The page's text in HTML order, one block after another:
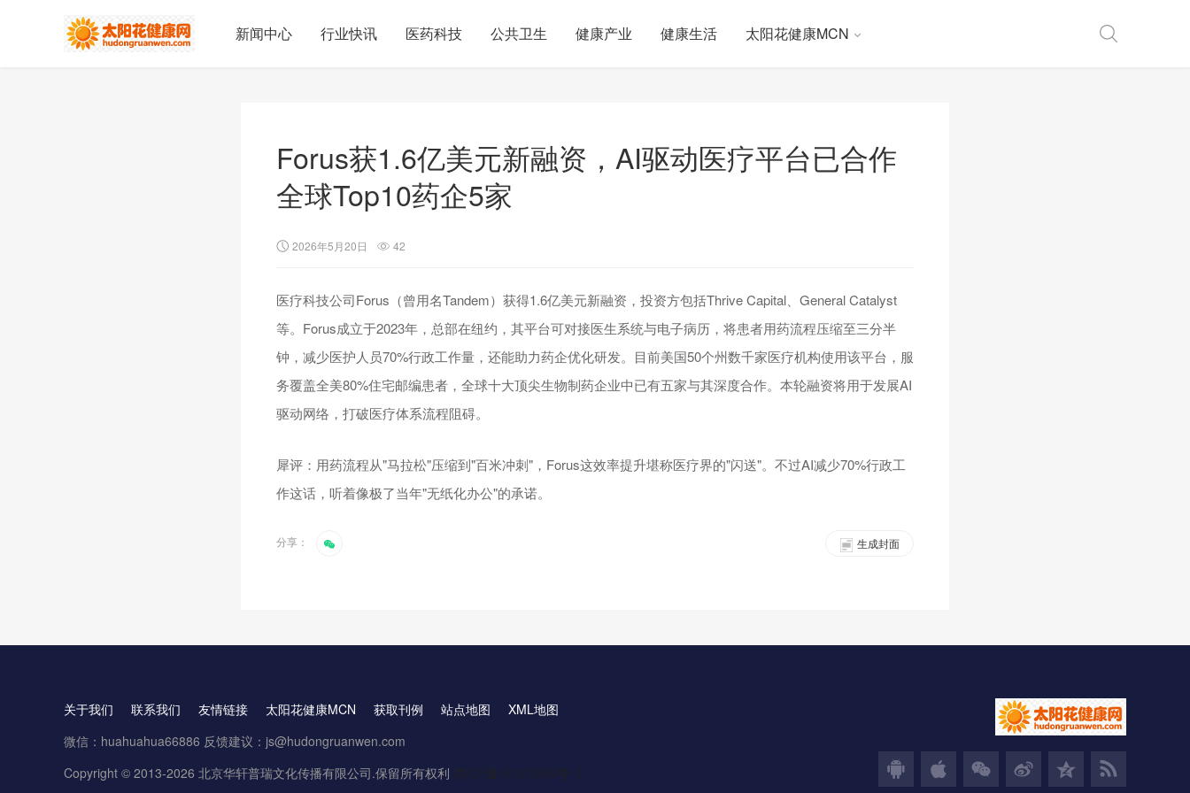
新闻中心 行业快讯 医药科技 公共卫生 健康产业 健康生活 太阳花健康MCN
Forus获1.6亿美元新融资，AI驱动医疗平台已合作
全球Top10药企5家
2026年5月20日 42
医疗科技公司Forus（曾用名Tandem）获得1.6亿美元新融资，投资方包括Thrive Capital、General Catalyst
等。Forus成立于2023年，总部在纽约，其平台可对接医生系统与电子病历，将患者用药流程压缩至三分半
钟，减少医护人员70%行政工作量，还能助力药企优化研发。目前美国50个州数千家医疗机构使用该平台，服
务覆盖全美80%住宅邮编患者，全球十大顶尖生物制药企业中已有五家与其深度合作。本轮融资将用于发展AI
驱动网络，打破医疗体系流程阻碍。
犀评：用药流程从"马拉松"压缩到"百米冲刺"，Forus这效率提升堪称医疗界的"闪送"。不过AI减少70%行政工
作这话，听着像极了当年"无纸化办公"的承诺。
分享： 生成封面
关于我们 联系我们 友情链接 太阳花健康MCN 获取刊例 站点地图
XML地图
微信：huahuahua66886 反馈建议：js@hudongruanwen.com
Copyright © 2013-2026 北京华轩普瑞文化传播有限公司.保留所有权利 京ICP备16061888号-3